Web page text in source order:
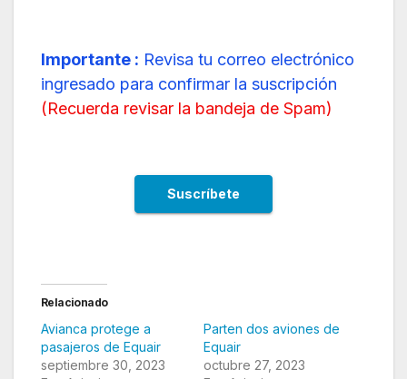
Importante : Revisa tu correo electrónico
ingresado para confirmar la suscripción
(Recuerda revisar la bandeja de Spam)
Relacionado
Avianca protege a
pasajeros de Equair
septiembre 30, 2023
Parten dos aviones de
Equair
octubre 27, 2023